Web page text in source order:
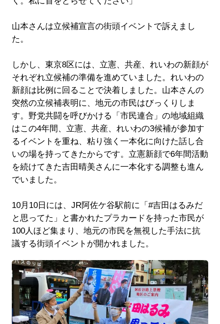
山本さんは立候補宣言の街頭イベントで訴えまし
た。
しかし、東京8区には、立憲、共産、れいわの新顔が
それぞれ立候補の準備を進めていました。れいわの
新顔は比例に回ることで決着しました。山本さんの
突然の立候補表明に、地元の市民はびっくりしま
す。野党共闘を呼びかける「市民連合」の地域組織
はこの4年間、立憲、共産、れいわの3候補が参加す
るイベントを重ね、粘り強く一本化に向けた話し合
いの場を持ってきたからです。立憲新顔で6年間活動
を続けてきた吉田晴美さんに一本化する調整も進ん
でいました。
10月10日には、JR阿佐ケ谷駅前に「#吉田はるみだ
と思ってた」と書かれたプラカードを持った市民が
100人ほど集まり、地元の市民を無視した手法に抗
議する街頭イベントが開かれました。